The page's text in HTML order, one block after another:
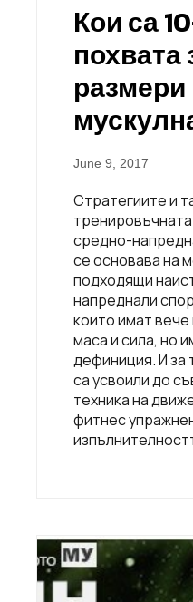
Кои са
похвата
размери
June 9, 2017
Стратегиите и
средно-
се основава на
подходящи
напреднали
които имат вече
маса и сила, но
дефиниция. И за
са усвоили до
техника на
фитнес